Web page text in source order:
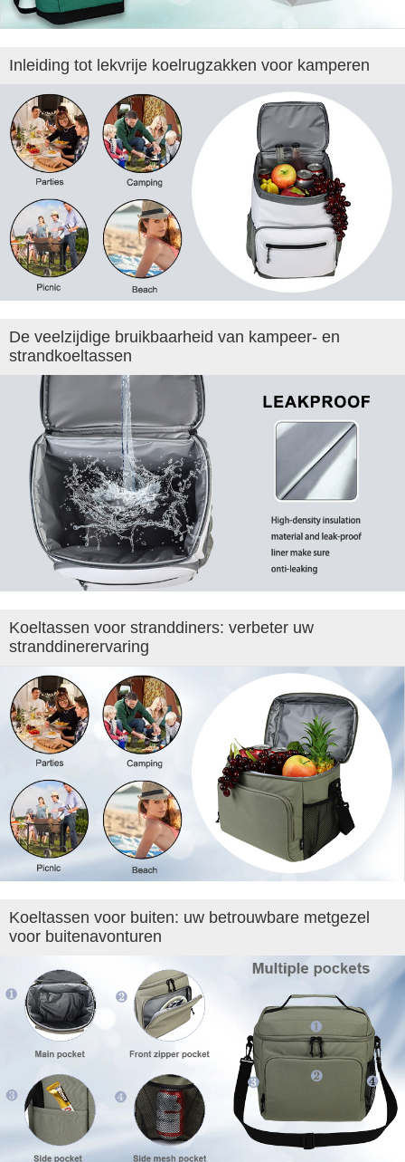
Inleiding tot lekvrije koelrugzakken voor kamperen
De veelzijdige bruikbaarheid van kampeer- en
strandkoeltassen
Koeltassen voor stranddiners: verbeter uw
stranddinerervaring
Koeltassen voor buiten: uw betrouwbare metgezel
voor buitenavonturen